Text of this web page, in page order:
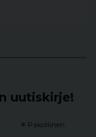
uutiskirje!
* Pakollinen